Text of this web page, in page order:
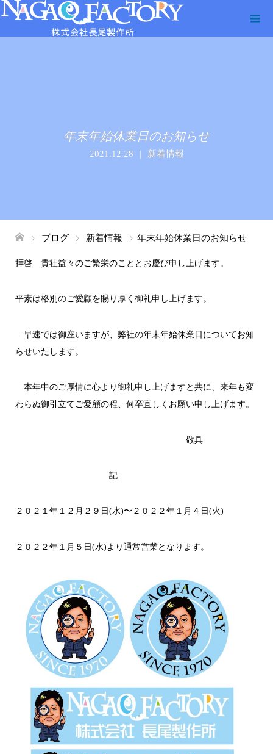
年末年始休業日のお知らせ
2021.12.28 新着情報
ブログ 新着情報 年末年始休業日のお知らせ
拝啓 貴社益々のご繁栄のこととお慶び申し上げます。
平素は格別のご愛顧を賜り厚く御礼申し上げます。
早速では御座いますが、弊社の年末年始休業日についてお知
らせいたします。
本年中のご厚情に心より御礼申し上げますと共に、来年も変
わらぬ御引立てご愛顧の程、何卒宜しくお願い申し上げます。
敬具
記
２０２１年１２月２９日(水)〜２０２２年１月４日(火)
２０２２年１月５日(水)より通常営業となります。